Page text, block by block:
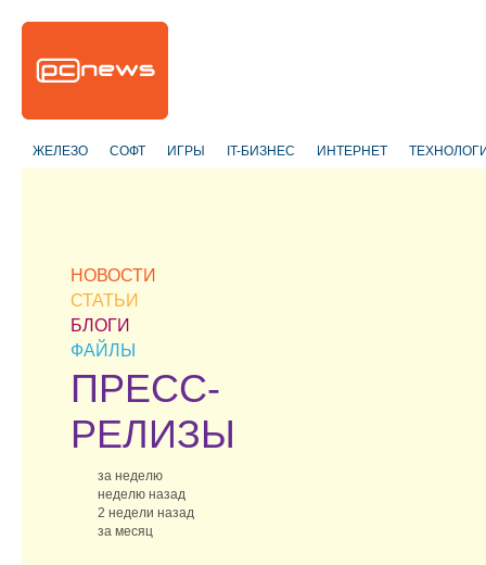
ЖЕЛЕЗО СОФТ ИГРЫ IT-БИЗНЕС ИНТЕРНЕТ
НОВОСТИ
СТАТЬИ
БЛОГИ
ФАЙЛЫ
ПРЕСС-
РЕЛИЗЫ
за неделю
неделю назад
2 недели назад
за месяц